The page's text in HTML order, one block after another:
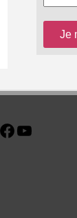
Instagram
Facebook